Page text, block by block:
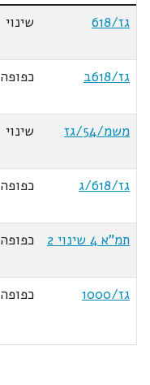
גז/618
שינוי
גז/618ב
כפופה
משמ/54/גז
שינוי
גז/618/ג
כפופה
תמ"א 4 שינוי 2
כפופה
גז/1000
כפופה